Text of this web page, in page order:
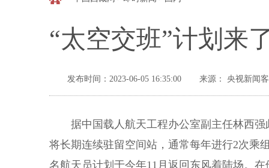
“太空交班”计划来
发布时间：2023-06-05 16:35:00 来源： 央视新闻
据中国载人航天工程办公室副主任林西强
将长期连续驻留空间站，通常每年进行2次乘
名航天员计划于今年11月返回东风着陆场。